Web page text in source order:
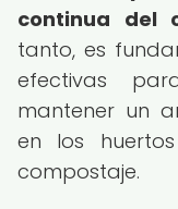
continua del
tanto, es
efectivas
mantener un
en los
compostaje.